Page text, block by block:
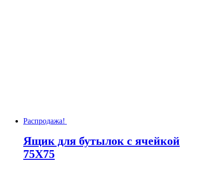
Распродажа!
Ящик для бутылок с ячейкой
75Х75